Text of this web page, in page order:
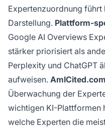
Expertenzuordnung führt
Darstellung. Plattform-
Google AI Overviews
stärker priorisiert als
Perplexity und ChatGPT
aufweisen. AmICited.com
Überwachung der
wichtigen KI-Plattformen
welche Experten die